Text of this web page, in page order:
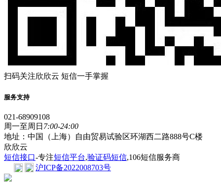
扫码关注欣欣云 短信一手掌握
服务支持
021-68909108
周一至周日 7:00-24:00
地址：中国（上海）自由贸易试验区环湖西二路888号C楼
欣欣云
短信接口-专注短信平台,验证码短信,106短信服务商
沪ICP备2022008703号